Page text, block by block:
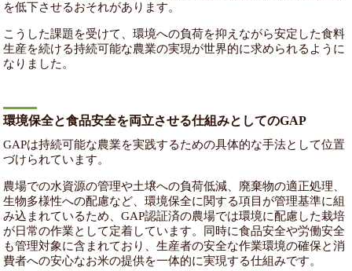
を低下させるおそれがあります。
こうした課題を受けて、環境への負荷を抑えながら安定した食料
生産を続ける持続可能な農業の実現が世界的に求められるように
なりました。
環境保全と食品安全を両立させる仕組みとしてのGAP
GAPは持続可能な農業を実践するための具体的な手法として位置
づけられています。
農場での水資源の管理や土壌への負荷低減、廃棄物の適正処理、
生物多様性への配慮など、環境保全に関する項目が管理基準に組
み込まれているため、GAP認証済の農場では環境に配慮した栽培
が日常の作業として定着しています。同時に食品安全や労働安全
も管理対象に含まれており、生産者の安全な作業環境の確保と消
費者への安心なお米の提供を一体的に実現する仕組みです。